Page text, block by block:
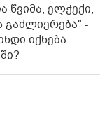
ელჭექი,
გაძლიერება" -
იქნება